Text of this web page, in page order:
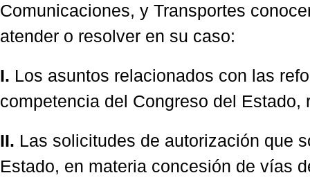
Comunicaciones, y Transportes
atender o resolver en su caso:
I. Los asuntos relacionados con las
competencia del Congreso del Estado,
II. Las solicitudes de autorización que
Estado, en materia concesión de vías